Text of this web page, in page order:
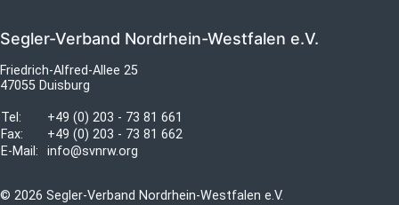
Segler-Verband Nordrhein-Westfalen e.V.
Friedrich-Alfred-Allee 25
47055 Duisburg
Tel:
+49 (0) 203 - 73 81 661
Fax:
+49 (0) 203 - 73 81 662
E-Mail:
info@svnrw.org
© 2026 Segler-Verband Nordrhein-Westfalen e.V.